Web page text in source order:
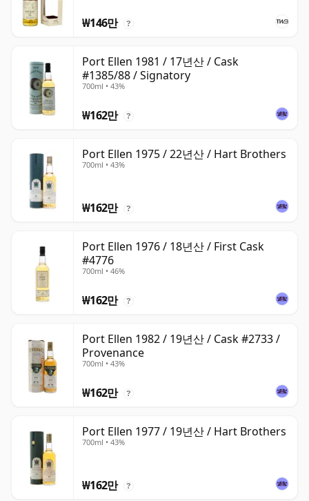
₩146만 ?
Port Ellen 1981 / 17년산 / Cask
#1385/88 / Signatory
700ml • 43%
₩162만 ?
Port Ellen 1975 / 22년산 / Hart Brothers
700ml • 43%
₩162만 ?
Port Ellen 1976 / 18년산 / First Cask
#4776
700ml • 46%
₩162만 ?
Port Ellen 1982 / 19년산 / Cask #2733 /
Provenance
700ml • 43%
₩162만 ?
Port Ellen 1977 / 19년산 / Hart Brothers
700ml • 43%
₩162만 ?